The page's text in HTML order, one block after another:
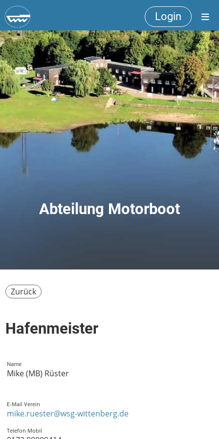
Login
Abteilung Motorboot
Zurück
Hafenmeister
Name
Mike (MB) Rüster
E-Mail Verein
mike.ruester@wsg-wittenberg.de
Telefon Mobil